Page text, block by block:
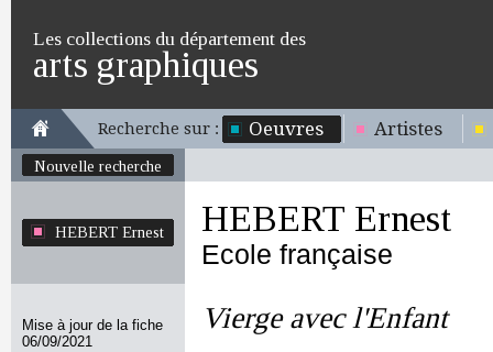
Les collections du département des
arts graphiques
Recherche sur : Oeuvres Artistes
Nouvelle recherche
HEBERT Ernest
Mise à jour de la fiche
06/09/2021
HEBERT Ernest
Ecole française
Vierge avec l'Enfant